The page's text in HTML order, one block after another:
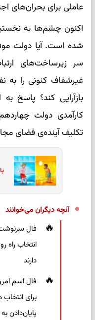
عاملی برای بحران‌های
اکنون چشم‌ها به
شده است. آیا دولت
سر زیرساخت‌های
غیرشفاف کنونی را به
بازآرایی کند؟ پاسخ
کارآمدی دولت
تکلیف آینده‌ی فضای
آنچه دیگران می‌خوانند
انتخاب
دارند
برای
پایان‌دادن